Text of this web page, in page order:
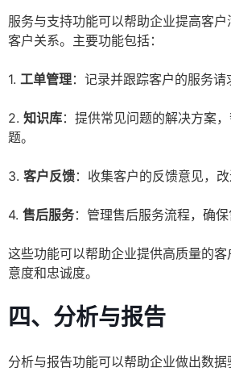
服务与支持功能可以帮助企业提高客
客户关系。主要功能包括：
1. 工单管理：记录并跟踪客户的服务请
2. 知识库：提供常见问题的解决方案
题。
3. 客户反馈：收集客户的反馈意见，改
4. 售后服务：管理售后服务流程，确保
这些功能可以帮助企业提供高质量的
意度和忠诚度。
四、分析与报告
分析与报告功能可以帮助企业做出数